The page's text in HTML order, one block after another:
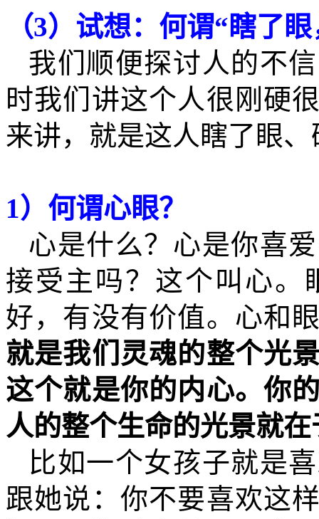
（3）试想：何谓“瞎了
我们顺便探讨人的不
时我们讲这个人很刚硬
来讲，就是这人瞎了眼
1）何谓心眼？
心是什么？心是你喜
接受主吗？这个叫心。
好，有没有价值。心和
就是我们灵魂的整个光
这个就是你的内心。你
人的整个生命的光景就
比如一个女孩子就是
跟她说：你不要喜欢这